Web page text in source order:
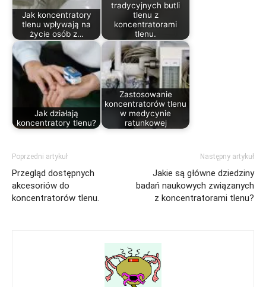
Jak koncentratory
tlenu wpływają na
życie osób z…
tradycyjnych butli
tlenu z
koncentratorami
tlenu.
Jak działają
koncentratory tlenu?
Zastosowanie
koncentratorów tlenu
w medycynie
ratunkowej
Poprzedni artykuł
Przegląd dostępnych
akcesoriów do
koncentratorów tlenu.
Następny artykuł
Jakie są główne dziedziny
badań naukowych związanych
z koncentratorami tlenu?